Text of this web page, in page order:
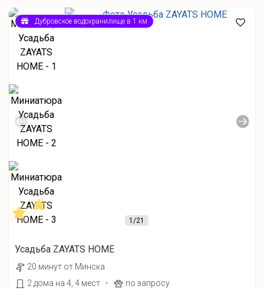
1/21
Дубровское водохранилище в 1 км
Усадьба ZAYATS HOME
20 минут от Минска
2 дома на 4, 4 мест
·
по запросу